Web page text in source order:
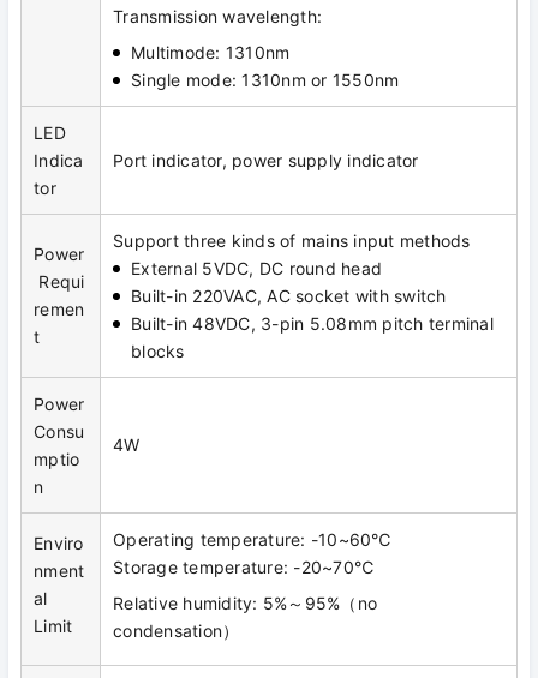
Transmission wavelength:
Multimode: 1310nm
Single mode: 1310nm or 1550nm
LED
Indica
tor
Port indicator, power supply indicator
Power
Requi
remen
t
Support three kinds of mains input methods
External 5VDC, DC round head
Built-in 220VAC, AC socket with switch
Built-in 48VDC, 3-pin 5.08mm pitch terminal
blocks
Power
Consu
mptio
n
4W
Enviro
nment
al
Limit
Operating temperature: -10~60℃
Storage temperature: -20~70℃
Relative humidity: 5%～95%（no
condensation）